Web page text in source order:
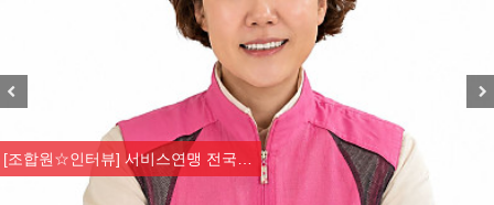
[조합원☆인터뷰] 서비스연맹 전국…